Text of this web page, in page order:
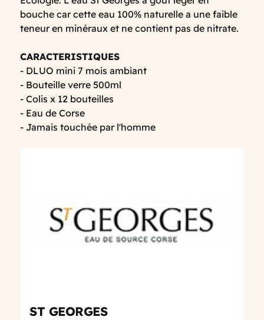
bouche car cette eau 100% naturelle a une faible
teneur en minéraux et ne contient pas de nitrate.
CARACTERISTIQUES
- DLUO mini 7 mois ambiant
- Bouteille verre 500ml
- Colis x 12 bouteilles
- Eau de Corse
- Jamais touchée par l'homme
ST GEORGES